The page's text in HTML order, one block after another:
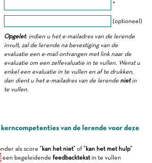
*
(optioneel)
Opgelet: indien u het e-mailadres van de lerende
invult, zal de lerende na bevestiging van de
evaluatie een e-mail ontvangen met link naar de
evaluatie om een zelfevaluatie in te vullen. Wenst u
enkel een evaluatie in te vullen en af te drukken,
dan dient u het e-mailadres van de lerende nietin
te vullen.
van de lerende voor deze
als score "kan het niet" of "kan het met hulp"
een begeleidende feedbacktekstin te vullen